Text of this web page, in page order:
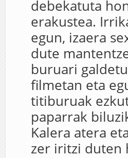
debekatuta
erakustea.
egun, izaera
dute
buruari
filmetan eta
titiburuak
paparrak
Kalera atera
zer iritzi duten